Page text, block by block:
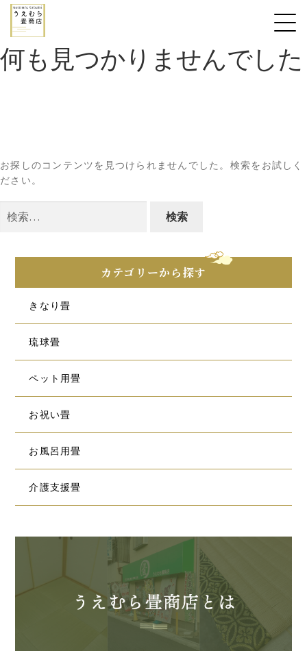
何も見つかりませんでした
お探しのコンテンツを見つけられませんでした。検索をお試しく
ださい。
索:
カテゴリーから探す
きなり畳
琉球畳
ペット用畳
お祝い畳
お風呂用畳
介護支援畳